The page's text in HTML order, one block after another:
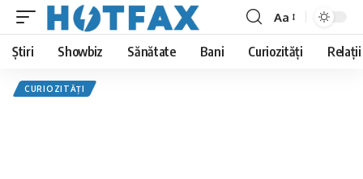
Font
Resizer
Aa
Știri Showbiz Sănătate Bani Curiozități Relații
CURIOZITĂȚI